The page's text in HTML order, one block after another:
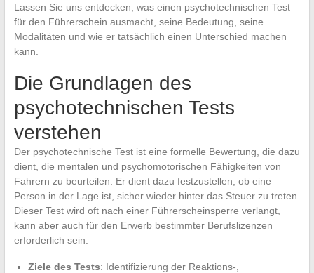
Lassen Sie uns entdecken, was einen psychotechnischen Test
für den Führerschein ausmacht, seine Bedeutung, seine
Modalitäten und wie er tatsächlich einen Unterschied machen
kann.
Die Grundlagen des
psychotechnischen Tests
verstehen
Der psychotechnische Test ist eine formelle Bewertung, die dazu
dient, die mentalen und psychomotorischen Fähigkeiten von
Fahrern zu beurteilen. Er dient dazu festzustellen, ob eine
Person in der Lage ist, sicher wieder hinter das Steuer zu treten.
Dieser Test wird oft nach einer Führerscheinsperre verlangt,
kann aber auch für den Erwerb bestimmter Berufslizenzen
erforderlich sein.
Ziele des Tests: Identifizierung der Reaktions-,